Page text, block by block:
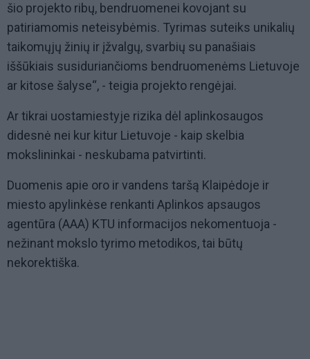
šio projekto ribų, bendruomenei kovojant su
patiriamomis neteisybėmis. Tyrimas suteiks unikalių
taikomųjų žinių ir įžvalgų, svarbių su panašiais
iššūkiais susiduriančioms bendruomenėms Lietuvoje
ar kitose šalyse“, - teigia projekto rengėjai.
Ar tikrai uostamiestyje rizika dėl aplinkosaugos
didesnė nei kur kitur Lietuvoje - kaip skelbia
mokslininkai - neskubama patvirtinti.
Duomenis apie oro ir vandens taršą Klaipėdoje ir
miesto apylinkėse renkanti Aplinkos apsaugos
agentūra (AAA) KTU informacijos nekomentuoja -
nežinant mokslo tyrimo metodikos, tai būtų
nekorektiška.